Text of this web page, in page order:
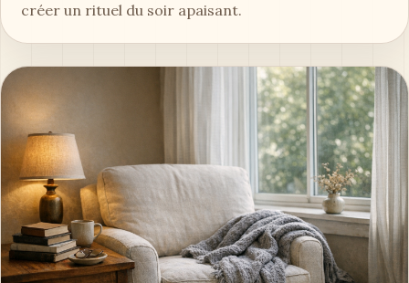
créer un rituel du soir apaisant.